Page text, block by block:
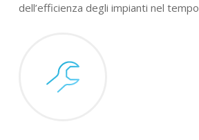
dell’efficienza degli impianti nel